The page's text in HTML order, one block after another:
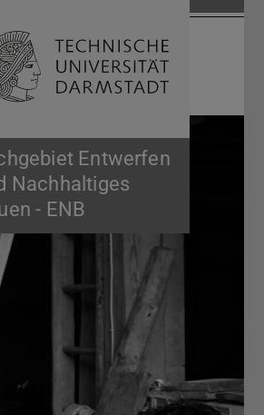
Entwerfen
Nachhaltiges
- ENB
Suche öffnen